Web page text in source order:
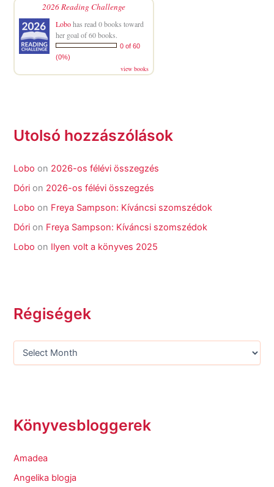
2026 Reading Challenge
Lobohas read 0 books toward
her goal of 60 books.
0 of 60
(0%)
view books
Utolsó hozzászólások
Lobo on 2026-os félévi összegzés
Dóri on 2026-os félévi összegzés
Lobo on Freya Sampson: Kíváncsi szomszédok
Dóri on Freya Sampson: Kíváncsi szomszédok
Lobo on Ilyen volt a könyves 2025
Régiségek
Könyvesbloggerek
Amadea
Angelika blogja